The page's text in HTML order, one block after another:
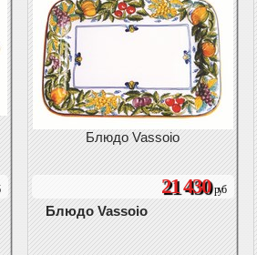
Блюдо Vassoio
21 430руб
Блюдо Vassoio